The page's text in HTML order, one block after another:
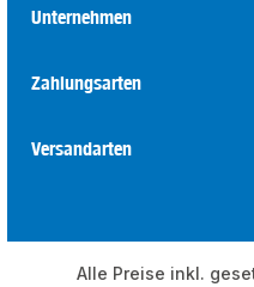
Unternehmen
Zahlungsarten
Versandarten
Alle Preise inkl.